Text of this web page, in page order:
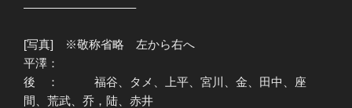
—————————–
[写真] ※敬称省略 左から右へ
平澤：
後 ： 福谷、タメ、上平、宮川、金、田中、座
間、荒武、乔，陆、赤井